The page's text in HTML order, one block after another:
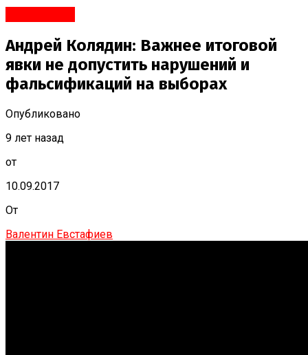
Андрей Колядин: Важнее итоговой
явки не допустить нарушений и
фальсификаций на выборах
Опубликовано
9 лет назад
от
10.09.2017
От
Валентин Евстафиев